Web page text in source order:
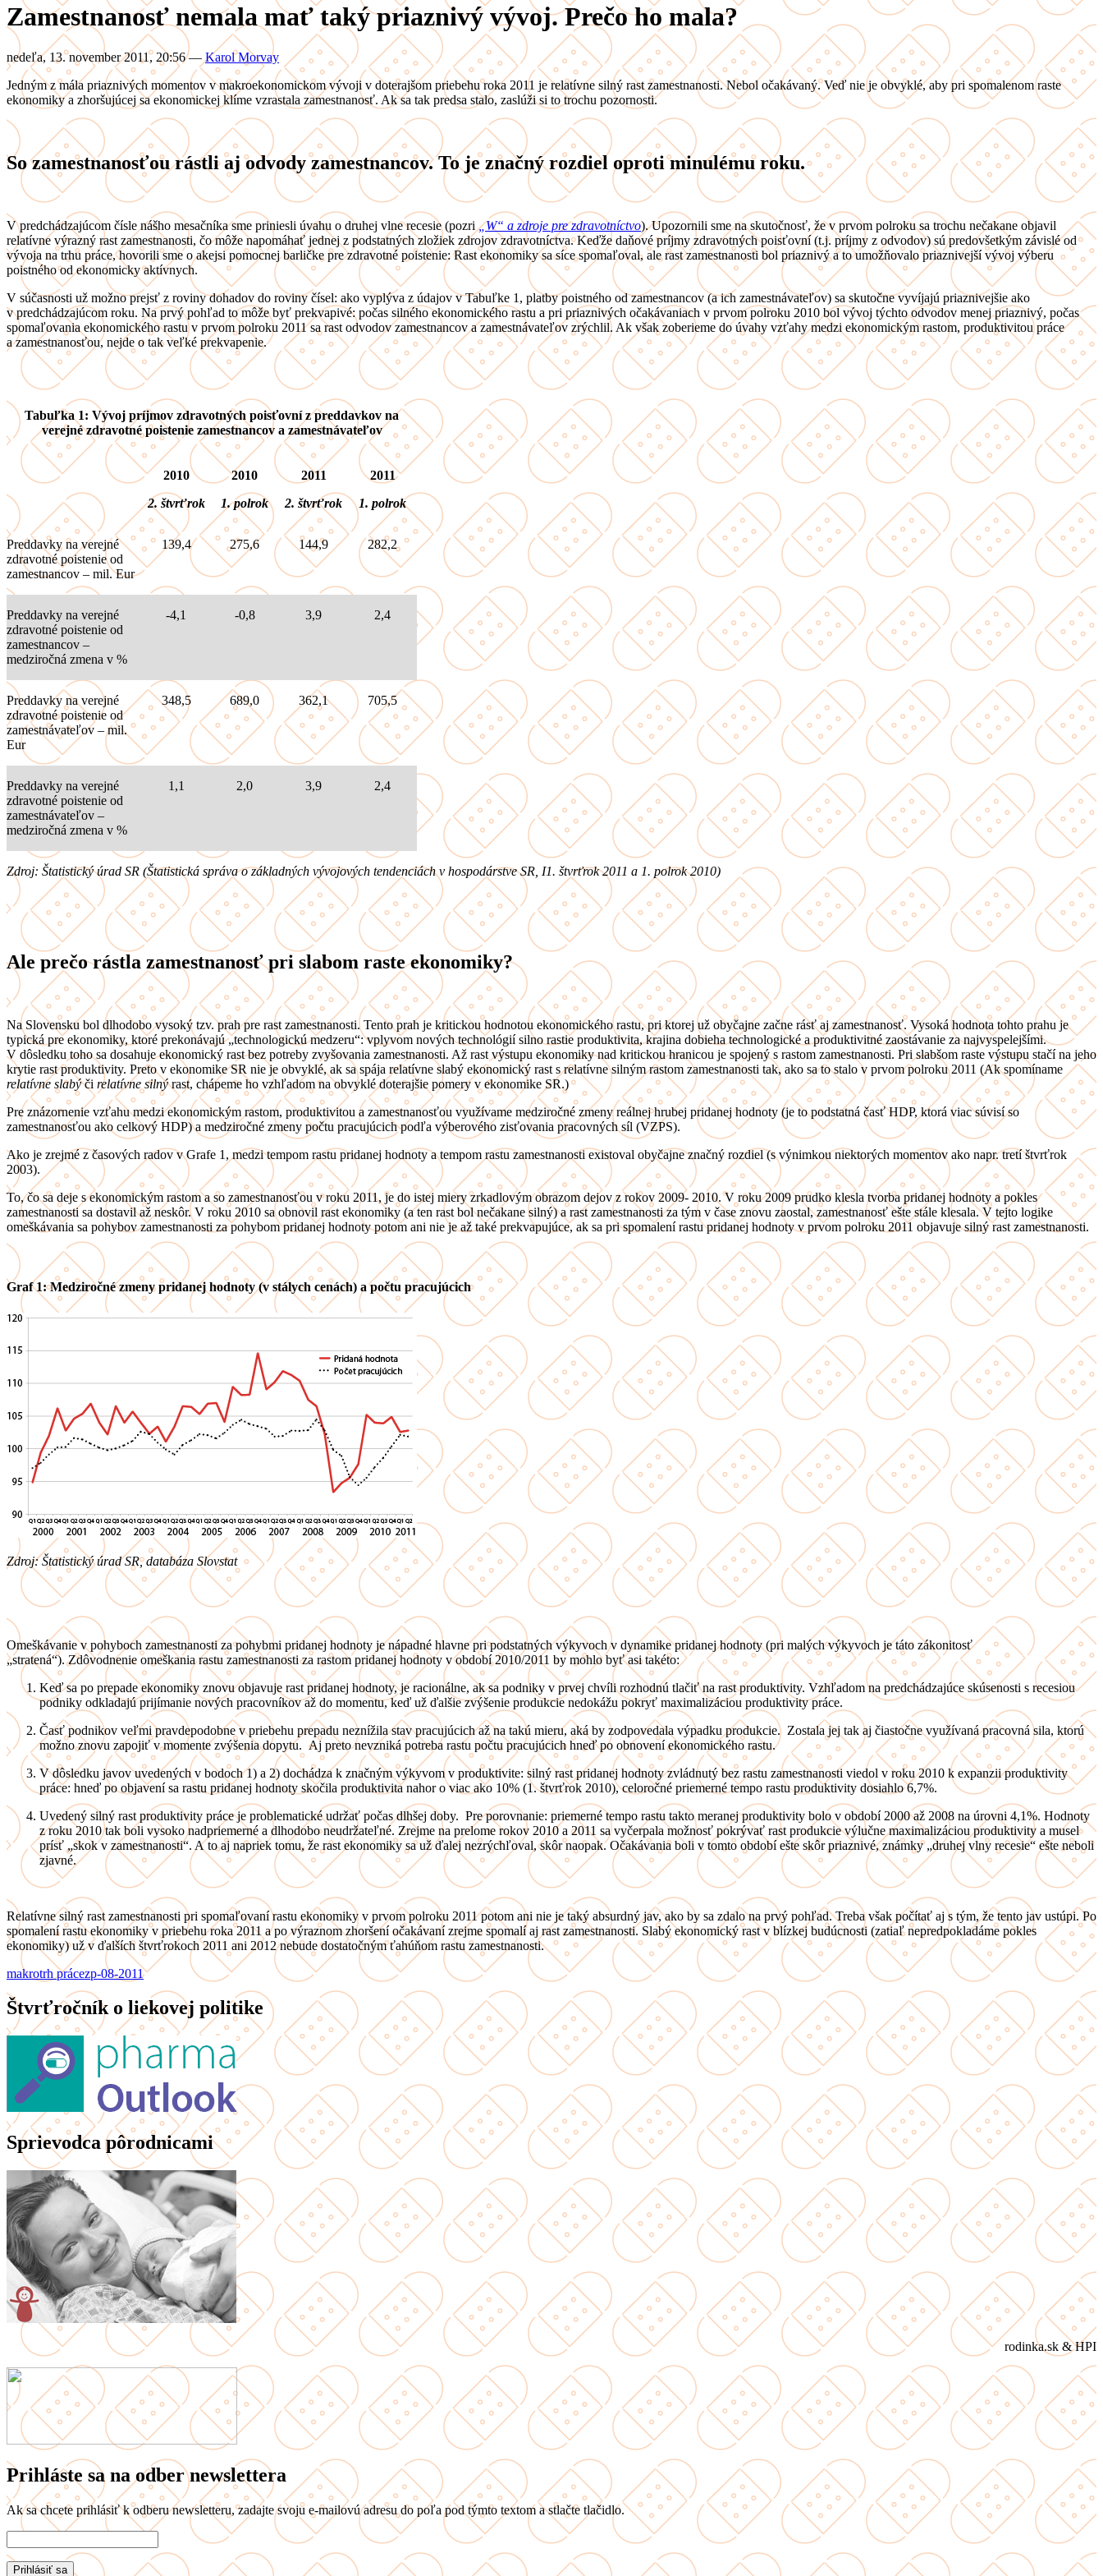
Zamestnanosť nemala mať taký priaznivý vývoj. Prečo ho mala?
nedeľa, 13. november 2011, 20:56— Karol Morvay
Jedným z mála priaznivých momentov v makroekonomickom vývoji v doterajšom priebehu roka 2011 je relatívne silný rast zamestnanosti. Nebol očakávaný. Veď nie je obvyklé, aby pri spomalenom raste
ekonomiky a zhoršujúcej sa ekonomickej klíme vzrastala zamestnanosť. Ak sa tak predsa stalo, zaslúži si to trochu pozornosti.
So zamestnanosťou rástli aj odvody zamestnancov. To je značný rozdiel oproti minulému roku.
V predchádzajúcom čísle nášho mesačníka sme priniesli úvahu o druhej vlne recesie (pozri„W“ a zdroje pre zdravotníctvo). Upozornili sme na skutočnosť, že v prvom polroku sa trochu nečakane objavil
relatívne výrazný rast zamestnanosti, čo môže napomáhať jednej z podstatných zložiek zdrojov zdravotníctva. Keďže daňové príjmy zdravotných poisťovní (t.j. príjmy z odvodov) sú predovšetkým závislé od
vývoja na trhu práce, hovorili sme o akejsi pomocnej barličke pre zdravotné poistenie: Rast ekonomiky sa síce spomaľoval, ale rast zamestnanosti bol priaznivý a to umožňovalo priaznivejší vývoj výberu
poistného od ekonomicky aktívnych.
V súčasnosti už možno prejsť z roviny dohadov do roviny čísel: ako vyplýva z údajov v Tabuľke 1, platby poistného od zamestnancov (a ich zamestnávateľov) sa skutočne vyvíjajú priaznivejšie ako
v predchádzajúcom roku. Na prvý pohľad to môže byť prekvapivé: počas silného ekonomického rastu a pri priaznivých očakávaniach v prvom polroku 2010 bol vývoj týchto odvodov menej priaznivý, počas
spomaľovania ekonomického rastu v prvom polroku 2011 sa rast odvodov zamestnancov a zamestnávateľov zrýchlil. Ak však zoberieme do úvahy vzťahy medzi ekonomickým rastom, produktivitou práce
a zamestnanosťou, nejde o tak veľké prekvapenie.
Tabuľka 1: Vývoj príjmov zdravotných poisťovní z preddavkov na
verejné zdravotné poistenie zamestnancov a zamestnávateľov
2010
2. štvrťrok
2010
1. polrok
2011
2. štvrťrok
2011
1. polrok
Preddavky na verejné
zdravotné poistenie od
zamestnancov – mil. Eur
139,4 275,6 144,9 282,2
Preddavky na verejné
zdravotné poistenie od
zamestnancov –
medziročná zmena v %
-4,1 -0,8 3,9 2,4
Preddavky na verejné
zdravotné poistenie od
zamestnávateľov – mil.
Eur
348,5 689,0 362,1 705,5
Preddavky na verejné
zdravotné poistenie od
zamestnávateľov –
medziročná zmena v %
1,1 2,0 3,9 2,4
Zdroj: Štatistický úrad SR (Štatistická správa o základných vývojových tendenciách v hospodárstve SR, I1. štvrťrok 2011 a 1. polrok 2010)
Ale prečo rástla zamestnanosť pri slabom raste ekonomiky?
Na Slovensku bol dlhodobo vysoký tzv. prah pre rast zamestnanosti. Tento prah je kritickou hodnotou ekonomického rastu, pri ktorej už obyčajne začne rásť aj zamestnanosť. Vysoká hodnota tohto prahu je
typická pre ekonomiky, ktoré prekonávajú „technologickú medzeru“: vplyvom nových technológií silno rastie produktivita, krajina dobieha technologické a produktivitné zaostávanie za najvyspelejšími.
V dôsledku toho sa dosahuje ekonomický rast bez potreby zvyšovania zamestnanosti. Až rast výstupu ekonomiky nad kritickou hranicou je spojený s rastom zamestnanosti. Pri slabšom raste výstupu stačí na jeho
krytie rast produktivity. Preto v ekonomike SR nie je obvyklé, ak sa spája relatívne slabý ekonomický rast s relatívne silným rastom zamestnanosti tak, ako sa to stalo v prvom polroku 2011 (Ak spomíname
relatívne slabýči relatívne silnýrast, chápeme ho vzhľadom na obvyklé doterajšie pomery v ekonomike SR.)
Pre znázornenie vzťahu medzi ekonomickým rastom, produktivitou a zamestnanosťou využívame medziročné zmeny reálnej hrubej pridanej hodnoty (je to podstatná časť HDP, ktorá viac súvisí so
zamestnanosťou ako celkový HDP) a medziročné zmeny počtu pracujúcich podľa výberového zisťovania pracovných síl (VZPS).
Ako je zrejmé z časových radov v Grafe 1, medzi tempom rastu pridanej hodnoty a tempom rastu zamestnanosti existoval obyčajne značný rozdiel (s výnimkou niektorých momentov ako napr. tretí štvrťrok
2003).
To, čo sa deje s ekonomickým rastom a so zamestnanosťou v roku 2011, je do istej miery zrkadlovým obrazom dejov z rokov 2009- 2010. V roku 2009 prudko klesla tvorba pridanej hodnoty a pokles
zamestnanosti sa dostavil až neskôr. V roku 2010 sa obnovil rast ekonomiky (a ten rast bol nečakane silný) a rast zamestnanosti za tým v čase znovu zaostal, zamestnanosť ešte stále klesala. V tejto logike
omeškávania sa pohybov zamestnanosti za pohybom pridanej hodnoty potom ani nie je až také prekvapujúce, ak sa pri spomalení rastu pridanej hodnoty v prvom polroku 2011 objavuje silný rast zamestnanosti.
Graf 1: Medziročné zmeny pridanej hodnoty (v stálych cenách) a počtu pracujúcich
Zdroj: Štatistický úrad SR, databáza Slovstat
Omeškávanie v pohyboch zamestnanosti za pohybmi pridanej hodnoty je nápadné hlavne pri podstatných výkyvoch v dynamike pridanej hodnoty (pri malých výkyvoch je táto zákonitosť
„stratená“). Zdôvodnenie omeškania rastu zamestnanosti za rastom pridanej hodnoty v období 2010/2011 by mohlo byť asi takéto:
Keď sa po prepade ekonomiky znovu objavuje rast pridanej hodnoty, je racionálne, ak sa podniky v prvej chvíli rozhodnú tlačiť na rast produktivity. Vzhľadom na predchádzajúce skúsenosti s recesiou
podniky odkladajú prijímanie nových pracovníkov až do momentu, keď už ďalšie zvýšenie produkcie nedokážu pokryť maximalizáciou produktivity práce.
Časť podnikov veľmi pravdepodobne v priebehu prepadu neznížila stav pracujúcich až na takú mieru, aká by zodpovedala výpadku produkcie. Zostala jej tak aj čiastočne využívaná pracovná sila, ktorú
možno znovu zapojiť v momente zvýšenia dopytu. Aj preto nevzniká potreba rastu počtu pracujúcich hneď po obnovení ekonomického rastu.
V dôsledku javov uvedených v bodoch 1) a 2) dochádza k značným výkyvom v produktivite: silný rast pridanej hodnoty zvládnutý bez rastu zamestnanosti viedol v roku 2010 k expanzii produktivity
práce: hneď po objavení sa rastu pridanej hodnoty skočila produktivita nahor o viac ako 10% (1. štvrťrok 2010), celoročné priemerné tempo rastu produktivity dosiahlo 6,7%.
Uvedený silný rast produktivity práce je problematické udržať počas dlhšej doby. Pre porovnanie: priemerné tempo rastu takto meranej produktivity bolo v období 2000 až 2008 na úrovni 4,1%. Hodnoty
z roku 2010 tak boli vysoko nadpriemerné a dlhodobo neudržateľné. Zrejme na prelome rokov 2010 a 2011 sa vyčerpala možnosť pokrývať rast produkcie výlučne maximalizáciou produktivity a musel
prísť „skok v zamestnanosti“. A to aj napriek tomu, že rast ekonomiky sa už ďalej nezrýchľoval, skôr naopak. Očakávania boli v tomto období ešte skôr priaznivé, známky „druhej vlny recesie“ ešte neboli
zjavné.
Relatívne silný rast zamestnanosti pri spomaľovaní rastu ekonomiky v prvom polroku 2011 potom ani nie je taký absurdný jav, ako by sa zdalo na prvý pohľad. Treba však počítať aj s tým, že tento jav ustúpi. Po
spomalení rastu ekonomiky v priebehu roka 2011 a po výraznom zhoršení očakávaní zrejme spomalí aj rast zamestnanosti. Slabý ekonomický rast v blízkej budúcnosti (zatiaľ nepredpokladáme pokles
ekonomiky) už v ďalších štvrťrokoch 2011 ani 2012 nebude dostatočným ťahúňom rastu zamestnanosti.
makrotrh prácezp-08-2011
Štvrťročník o liekovej politike
Sprievodca pôrodnicami
rodinka.sk & HPI
Prihláste sa na odber newslettera
Ak sa chcete prihlásiť k odberu newsletteru, zadajte svoju e-mailovú adresu do poľa pod týmto textom a stlačte tlačidlo.